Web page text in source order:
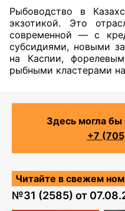
Рыбоводство в
экзотикой. Это
современной — с
субсидиями, новыми
на Каспии,
рыбными кластерами
Здесь могла
+7
Читайте в свежем
№31 (2585) от